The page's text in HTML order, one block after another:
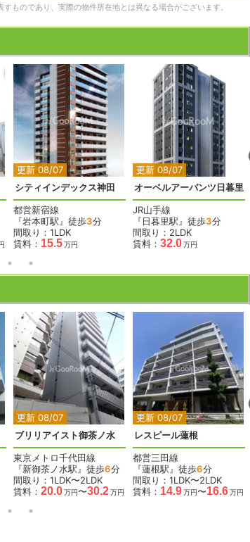
ものであり、実際の物件所在地とは異なる場合がございます。
2
更新 08/07
2
シティインデックス神田
都営新宿線
『岩本町駅』徒歩3分
間取り：1LDK
賃料： 15.5万円
更新 08/07
オーベルアーバンツ日暮里
JR山手線
『日暮里駅』徒歩3分
間取り：2LDK
賃料： 32.0万円
更新 08/07
2
ブリリアイスト御茶ノ水
東京メトロ千代田線
『新御茶ノ水駅』徒歩6分
間取り：1LDK〜2LDK
賃料： 20.0万円〜30.2万円
更新 08/07
2 2
レスピール蓮根
都営三田線
『蓮根駅』徒歩6分
間取り：1LDK〜2LDK
賃料： 14.9万円〜16.6万円